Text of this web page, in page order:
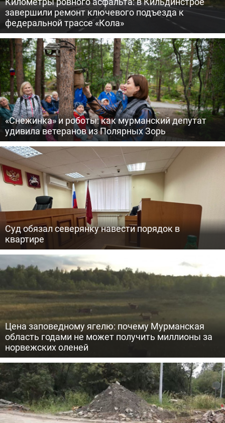
завершили ремонт ключевого подъезда к
федеральной трассе «Кола»
«Снежинка» и роботы: как мурманский депутат
удивила ветеранов из Полярных Зорь
Суд обязал северянку навести порядок в
квартире
Цена заповедному ягелю: почему Мурманская
область годами не может получить миллионы за
норвежских оленей